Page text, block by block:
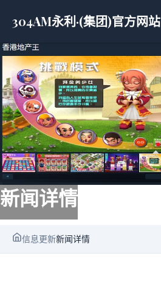
304AM永利·(集团)官方网站
新闻详情
信息更新新闻详情